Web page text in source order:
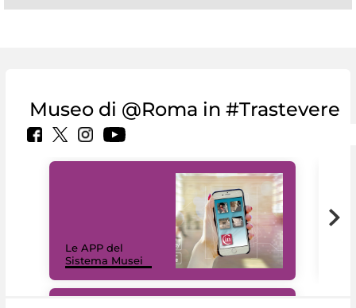
Museo di @Roma in #Trastevere
Le APP del
Sistema Musei